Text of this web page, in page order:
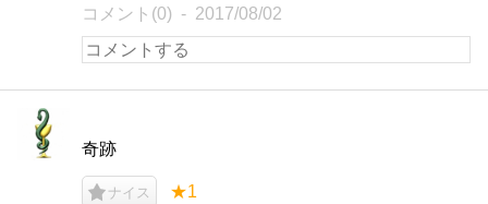
コメント(0) 2017/08/02
奇跡
ナイス ★1